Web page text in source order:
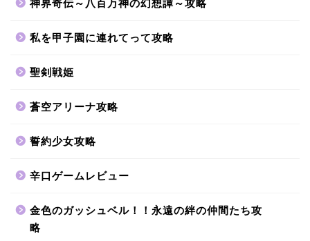
神界奇伝～八百万神の幻想譚～攻略
私を甲子園に連れてって攻略
聖剣戦姫
蒼空アリーナ攻略
誓約少女攻略
辛口ゲームレビュー
金色のガッシュベル！！永遠の絆の仲間たち攻
略